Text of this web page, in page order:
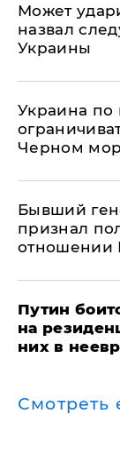
Может
назвал
Украины
Украина по
Черном
Бывший
признал
отношении
Путин
на
них в
Смотреть